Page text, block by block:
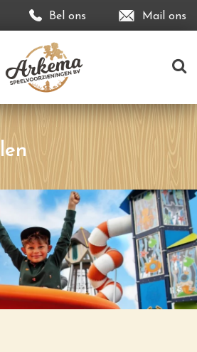
Bel ons Mail ons